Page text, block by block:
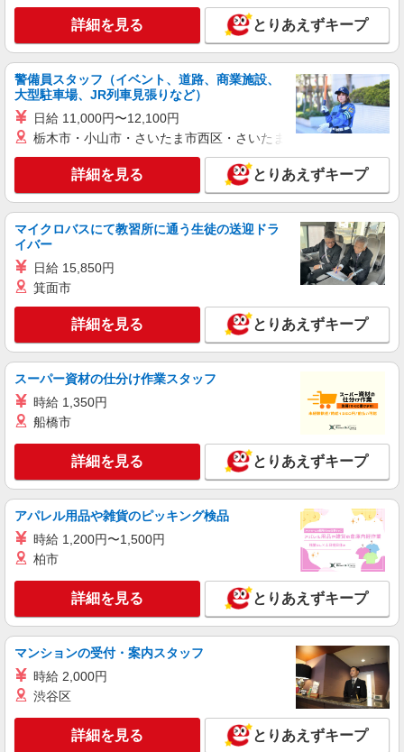
株式会社トラストグロース 新宿本社 第3営業部
特別養護老人ホームでの看護師
月給：190,000円〜300,000円 ※資格や経験な
どによる ＊オンコール手当2000円/回（月7回程
度）埼玉県さいたま市岩槻区
キープ 詳細を見る
株式会社kotrio /●SW-S-2022680
岩槻駅チカ≫医療現場で専門スキルを磨く看護
ン代含む)＞
キープ
派遣社員
看護助手
時給1350円 ◆前払い・日払い・週払いOK
埼玉県さいたま市岩槻区
キープ 詳細を見る
職業紹介
株式会社kotrio /●SW-S-2097425
岩槻駅│チーム医療の一員。未経験でも力にな
れる看護助手
【正社員】月給240,000〜400,000円 ・基本
給：200,000円〜220,000円 ・資格手当：10,000〜
30,000円 ・役職手当：10,000〜70,000円 ・処遇改
善手当：20,000〜60,000円（勤続年数、保有資格
により変動） ・固定残業手当：20,000円（10時
間） ※固定残業時間を超過する場合には超過勤務
キープ 詳細を見る
詳細を見る とりあえずキープ
警備員スタッフ（イベント、道路、商業施設、
大型駐車場、JR列車見張りなど）
日給 11,000円〜12,100円
栃木市・小山市・さいたま市西区・さいたま市岩槻区・久喜市・
詳細を見る とりあえずキープ
マイクロバスにて教習所に通う生徒の送迎ドラ
イバー
日給 15,850円
箕面市
詳細を見る とりあえずキープ
スーパー資材の仕分け作業スタッフ
時給 1,350円
船橋市
詳細を見る とりあえずキープ
アパレル用品や雑貨のピッキング検品
時給 1,200円〜1,500円
柏市
詳細を見る とりあえずキープ
マンションの受付・案内スタッフ
時給 2,000円
渋谷区
詳細を見る とりあえずキープ